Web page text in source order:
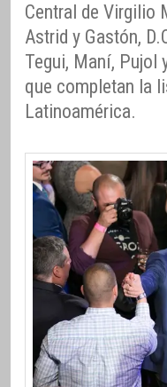
Central de Virgilio
Astrid y Gastón,
Tegui, Maní, Pujol
que completan la
Latinoamérica.